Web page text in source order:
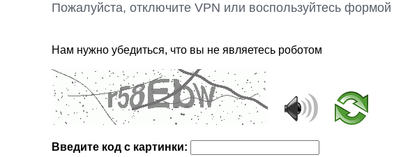
Пожалуйста, отключите VPN или воспользуйтесь
Нам нужно убедиться, что вы не являетесь роботом
Введите код с картинки: